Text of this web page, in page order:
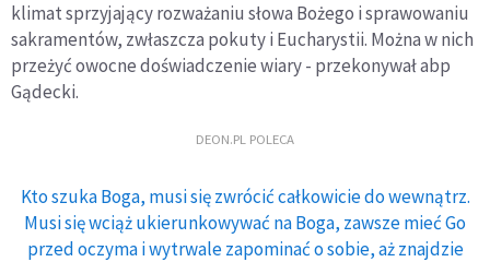
klimat sprzyjający rozważaniu słowa Bożego i sprawowaniu
sakramentów, zwłaszcza pokuty i Eucharystii. Można w nich
przeżyć owocne doświadczenie wiary - przekonywał abp
Gądecki.
DEON.PL POLECA
Kto szuka Boga, musi się zwrócić całkowicie do wewnątrz.
Musi się wciąż ukierunkowywać na Boga, zawsze mieć Go
przed oczyma i wytrwale zapominać o sobie, aż znajdzie